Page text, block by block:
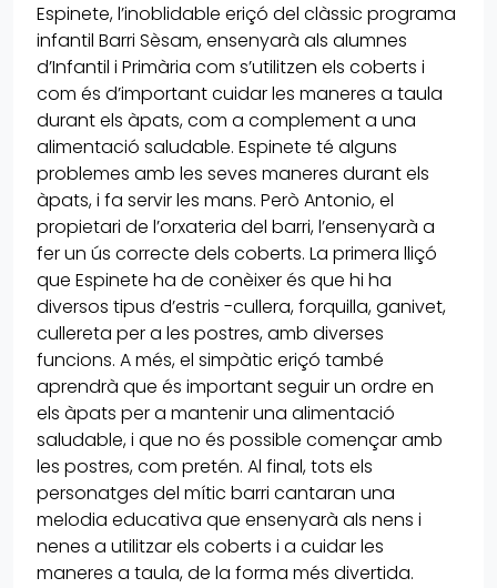
Espinete, l’inoblidable eriçó del clàssic programa
infantil Barri Sèsam, ensenyarà als alumnes
d’Infantil i Primària com s’utilitzen els coberts i
com és d’important cuidar les maneres a taula
durant els àpats, com a complement a una
alimentació saludable. Espinete té alguns
problemes amb les seves maneres durant els
àpats, i fa servir les mans. Però Antonio, el
propietari de l’orxateria del barri, l’ensenyarà a
fer un ús correcte dels coberts. La primera lliçó
que Espinete ha de conèixer és que hi ha
diversos tipus d’estris -cullera, forquilla, ganivet,
cullereta per a les postres, amb diverses
funcions. A més, el simpàtic eriçó també
aprendrà que és important seguir un ordre en
els àpats per a mantenir una alimentació
saludable, i que no és possible començar amb
les postres, com pretén. Al final, tots els
personatges del mític barri cantaran una
melodia educativa que ensenyarà als nens i
nenes a utilitzar els coberts i a cuidar les
maneres a taula, de la forma més divertida.